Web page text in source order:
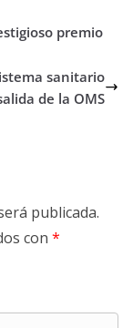
premio
sanitario
de la OMS
publicada.
con *